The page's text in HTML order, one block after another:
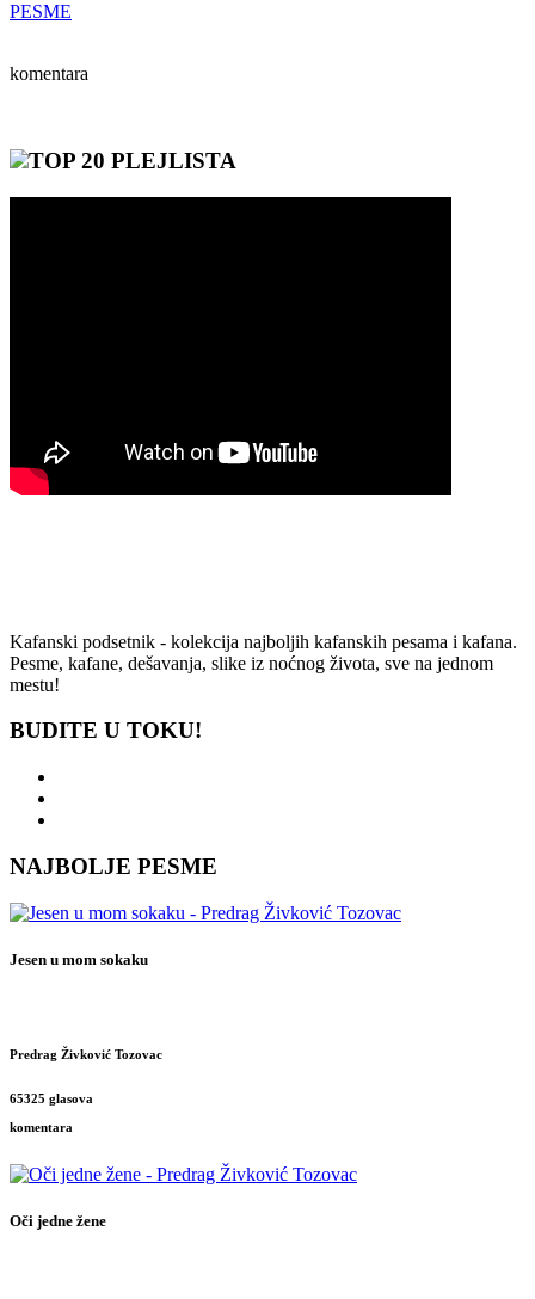
PESME
komentara
TOP 20 PLEJLISTA
Kafanski podsetnik - kolekcija najboljih kafanskih pesama i kafana.
Pesme, kafane, dešavanja, slike iz noćnog života, sve na jednom
mestu!
BUDITE U TOKU!
NAJBOLJE PESME
Jesen u mom sokaku
Predrag Živković Tozovac
65325 glasova
komentara
Oči jedne žene